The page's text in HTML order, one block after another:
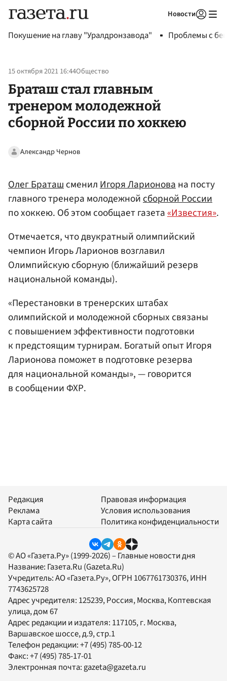
Новости
Покушение на главу "Уралдронзавода" Проблемы с
15 октября 2021 16:44Общество
Браташ стал главным
тренером молодежной
сборной России по хоккею
Александр Чернов
Олег БраташсменилИгоря Ларионована посту
главного тренера молодежнойсборной России
по хоккею. Об этом сообщает газета«Известия».
Отмечается, что двукратный олимпийский
чемпион Игорь Ларионов возглавил
Олимпийскую сборную (ближайший резерв
национальной команды).
«Перестановки в тренерских штабах
олимпийской и молодежной сборных связаны
с повышением эффективности подготовки
к предстоящим турнирам. Богатый опыт Игоря
Ларионова поможет в подготовке резерва
для национальной команды», — говорится
в сообщении ФХР.
Редакция
Реклама
Карта сайта
Правовая информация
Условия использования
Политика конфиденциальности
© АО «Газета.Ру» (1999-2026) – Главные новости дня
Название: Газета.Ru (Gazeta.Ru)
Учредитель:АО «Газета.Ру», ОГРН 1067761730376, ИНН
7743625728
Адрес учредителя: 125239, Россия, Москва, Коптевская
улица, дом 67
Адрес редакции и издателя: 117105, г. Москва,
Варшавское шоссе, д.9, стр.1
Телефон редакции:+7 (495) 785-00-12
Факс:+7 (495) 785-17-01
Электронная почта: gazeta@gazeta.ru